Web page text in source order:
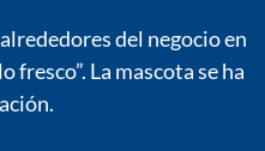
del negocio en
fresco”. La mascota se ha